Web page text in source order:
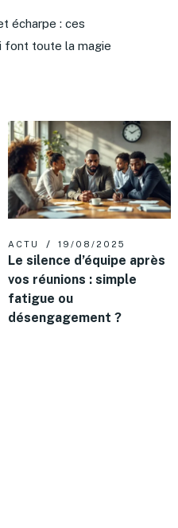
écharpe : ces
font toute la magie
ACTU 19/08/2025
Le silence d’équipe après
vos réunions : simple
fatigue ou
désengagement ?